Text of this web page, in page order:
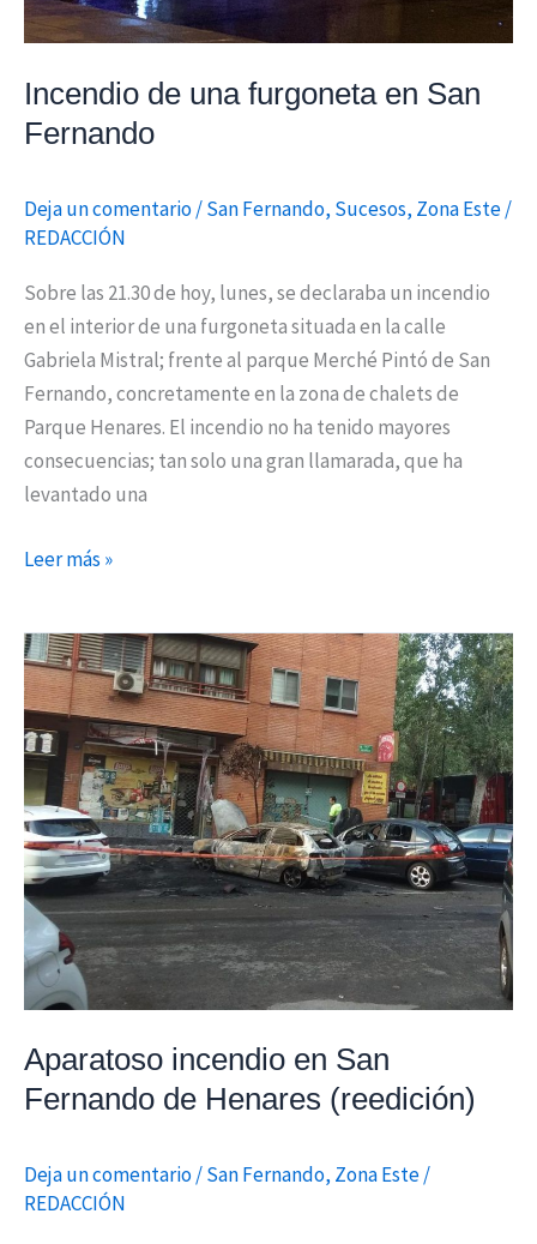
Incendio de una furgoneta en San
Fernando
Deja un comentario/San Fernando, Sucesos, Zona Este/
REDACCIÓN
Sobre las 21.30 de hoy, lunes, se declaraba un incendio
en el interior de una furgoneta situada en la calle
Gabriela Mistral; frente al parque Merché Pintó de San
Fernando, concretamente en la zona de chalets de
Parque Henares. El incendio no ha tenido mayores
consecuencias; tan solo una gran llamarada, que ha
levantado una
Leer más »
Aparatoso incendio en San
Fernando de Henares (reedición)
Deja un comentario/San Fernando, Zona Este/
REDACCIÓN
Aparatoso
incendio
en
San
Fernando
de
Henares
(reedición)